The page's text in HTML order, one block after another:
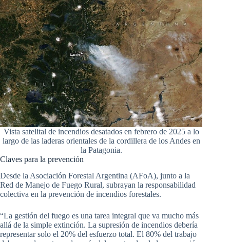
Vista satelital de incendios desatados en febrero de 2025 a lo
largo de las laderas orientales de la cordillera de los Andes en
la Patagonia.
Claves para la prevención
Desde la Asociación Forestal Argentina (AFoA), junto a la
Red de Manejo de Fuego Rural, subrayan la responsabilidad
colectiva en la prevención de incendios forestales.
“La gestión del fuego es una tarea integral que va mucho más
allá de la simple extinción. La supresión de incendios debería
representar solo el 20% del esfuerzo total. El 80% del trabajo